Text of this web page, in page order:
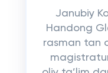
Janubiy
Handong
rasman tan